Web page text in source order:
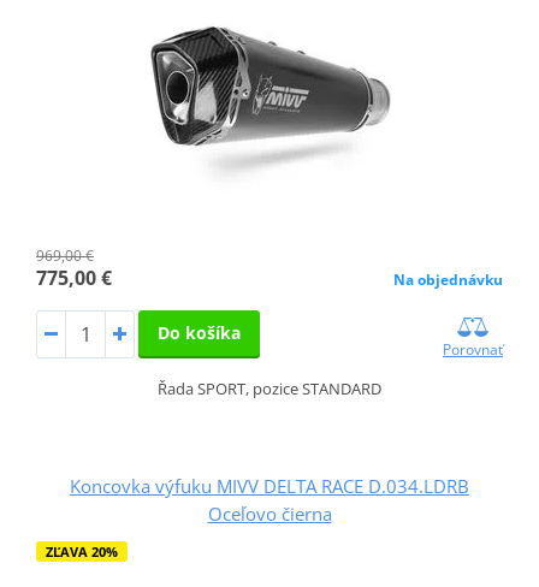
969,00 €
775,00 € Na objednávku
Do košíka
Porovnať
Řada SPORT, pozice STANDARD
Koncovka výfuku MIVV DELTA RACE D.034.LDRB
Oceľovo čierna
ZĽAVA 20%